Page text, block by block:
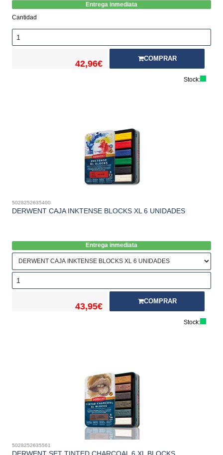
Entrega inmediata
Cantidad
42,96€
COMPRAR
Stock:
5028252635400
DERWENT CAJA INKTENSE BLOCKS XL 6 UNIDADES
Entrega inmediata
43,95€
COMPRAR
Stock:
5028252635561